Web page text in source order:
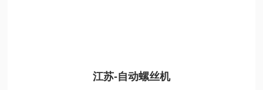
江苏-自动螺丝机